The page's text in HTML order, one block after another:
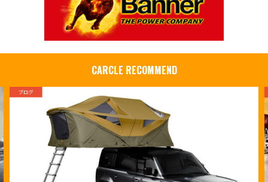
CARCLE RECOMMEND
ブログ